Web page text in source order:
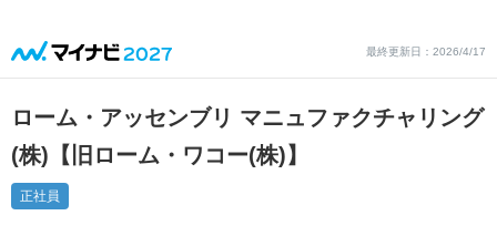
最終更新日：2026/4/17
ローム・アッセンブリ マニュファクチャリング
(株)【旧ローム・ワコー(株)】
正社員